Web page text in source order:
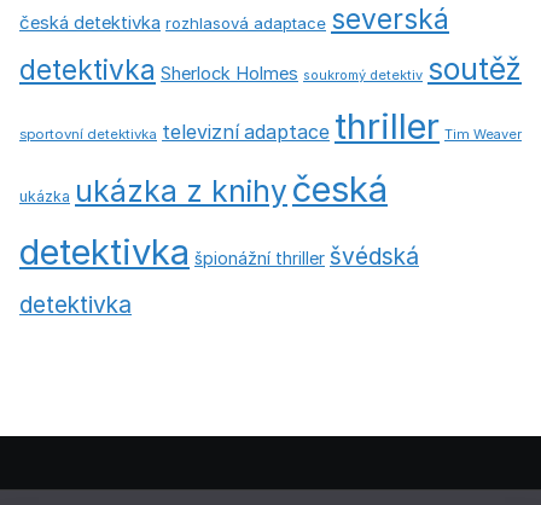
česká detektivka rozhlasová adaptace severská
detektivka Sherlock Holmes soukromý detektiv soutěž
sportovní detektivka televizní adaptace thriller Tim Weaver
ukázka ukázka z knihy česká
detektivka špionážní thriller švédská
detektivka